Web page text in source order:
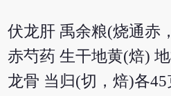
伏龙肝 禹余粮(烧通赤
赤芍药 生干地黄(焙)
龙骨 当归(切，焙)各